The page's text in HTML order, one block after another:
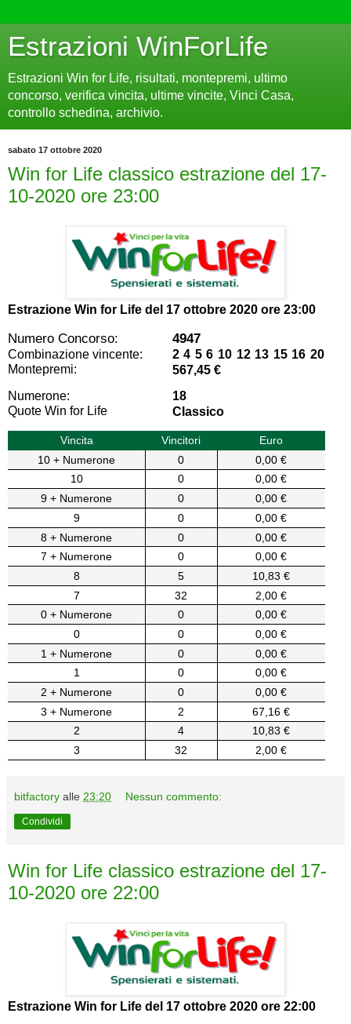
Estrazioni WinForLife
Estrazioni Win for Life, risultati, montepremi, ultimo
concorso, verifica vincita, ultime vincite, Vinci Casa,
controllo schedina, archivio.
sabato 17 ottobre 2020
Win for Life classico estrazione del 17-
10-2020 ore 23:00
Estrazione Win for Life del 17 ottobre 2020 ore 23:00
Numero Concorso: 4947
Combinazione vincente:
2 4 5 6 10 12 13 15 16 20
Montepremi:
567,45 €
Numerone:
18
Quote Win for Life
Classico
Vincita Vincitori
Euro
10 + Numerone
0
0,00 €
10
0
0,00 €
9 + Numerone
0
0,00 €
9
0
0,00 €
8 + Numerone
0
0,00 €
7 + Numerone
0
0,00 €
8
5
10,83 €
7
32
2,00 €
0 + Numerone
0
0,00 €
0
0
0,00 €
1 + Numerone
0
0,00 €
1
0
0,00 €
2 + Numerone
0
0,00 €
3 + Numerone
2
67,16 €
2
4
10,83 €
3
32 2,00 €
bitfactory alle 23:20 Nessun commento:
Condividi
Win for Life classico estrazione del 17-
10-2020 ore 22:00
Estrazione Win for Life del 17 ottobre 2020 ore 22:00